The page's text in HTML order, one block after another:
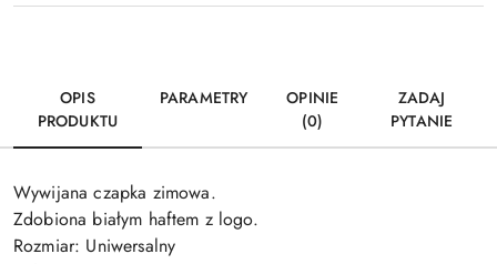
OPIS
PRODUKTU
PARAMETRY
OPINIE
(0)
ZADAJ
PYTANIE
Wywijana czapka zimowa.
Zdobiona białym haftem z logo.
Rozmiar: Uniwersalny